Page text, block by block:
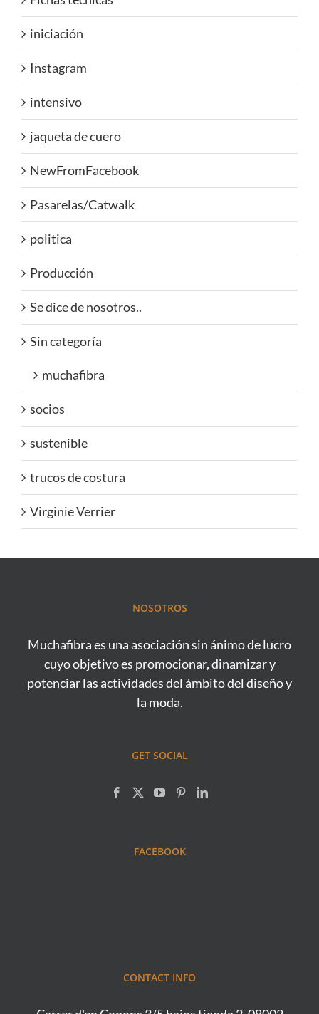
iniciación
Instagram
intensivo
jaqueta de cuero
NewFromFacebook
Pasarelas/Catwalk
politica
Producción
Se dice de nosotros..
Sin categoría
muchafibra
socios
sustenible
trucos de costura
Virginie Verrier
NOSOTROS
Muchafibra es una asociación sin ánimo de lucro
cuyo objetivo es promocionar, dinamizar y
potenciar las actividades del ámbito del diseño y
la moda.
GET SOCIAL
FACEBOOK
CONTACT INFO